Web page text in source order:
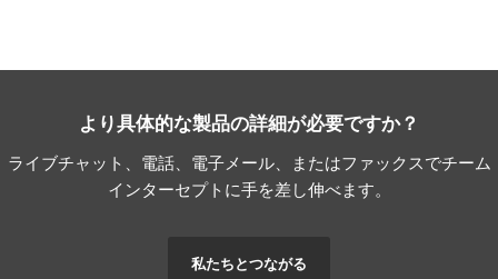
より具体的な製品の詳細が必要ですか？
ライブチャット、電話、電子メール、またはファックスでチーム
インターセプトに手を差し伸べます。
私たちとつながる